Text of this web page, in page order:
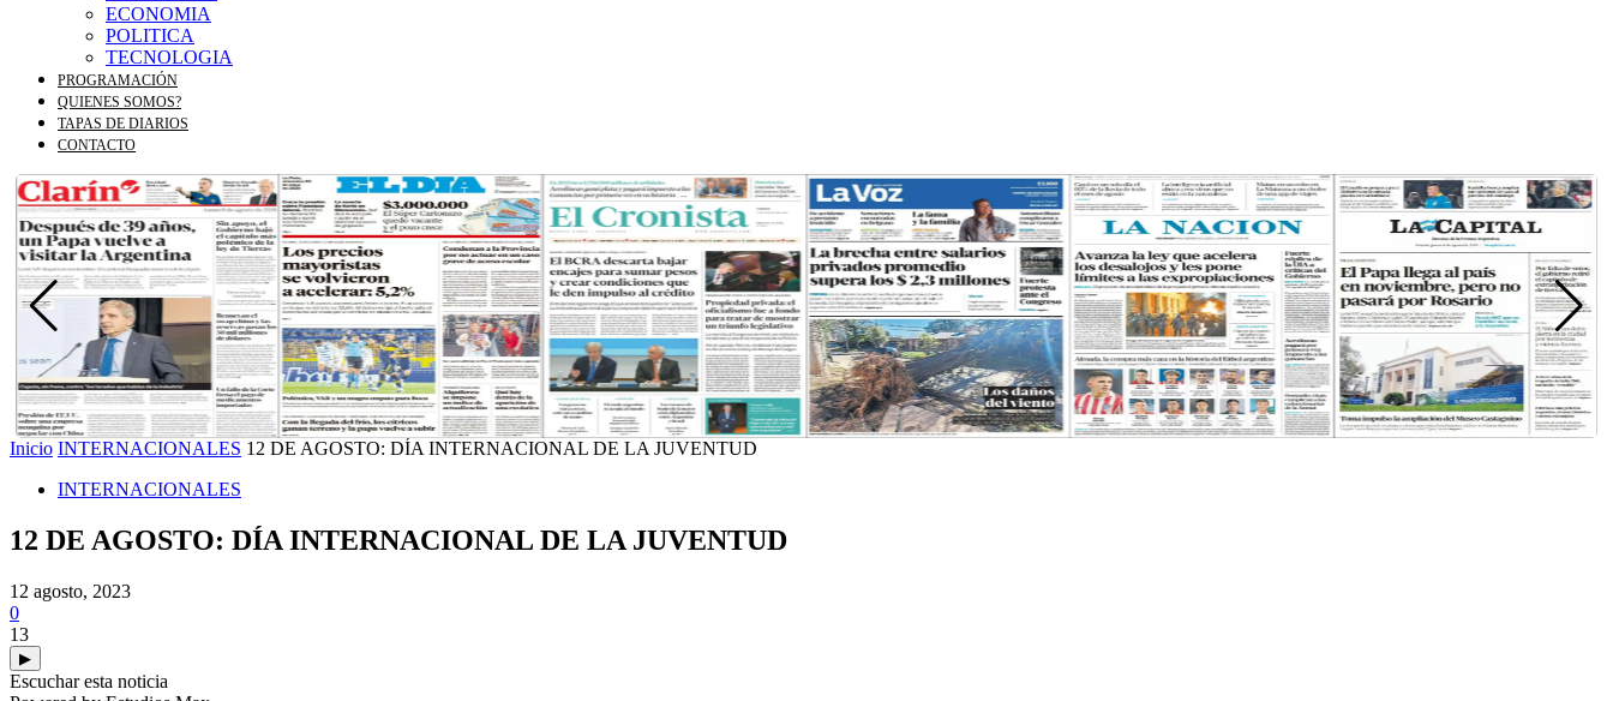
ECONOMIA
POLITICA
TECNOLOGIA
PROGRAMACIÓN
QUIENES SOMOS?
TAPAS DE DIARIOS
CONTACTO
Inicio INTERNACIONALES 12 DE AGOSTO: DÍA INTERNACIONAL DE LA JUVENTUD
INTERNACIONALES
12 DE AGOSTO: DÍA INTERNACIONAL DE LA JUVENTUD
12 agosto, 2023
0
13
▶
Escuchar esta noticia